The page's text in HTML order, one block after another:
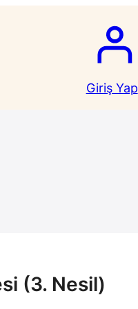
Giriş Yap
(3. Nesil)